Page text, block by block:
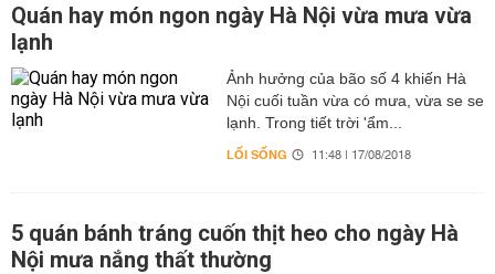
Quán hay món ngon ngày Hà Nội vừa mưa vừa
lạnh
Ảnh hưởng của bão số 4 khiến Hà
Nội cuối tuần vừa có mưa, vừa se se
lạnh. Trong tiết trời 'ẩm...
LỐI SỐNG 11:48 | 17/08/2018
5 quán bánh tráng cuốn thịt heo cho ngày Hà
Nội mưa nắng thất thường